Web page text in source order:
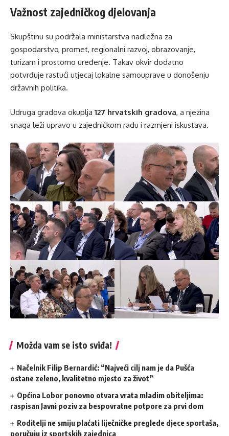
Važnost zajedničkog djelovanja
Skupštinu su podržala ministarstva nadležna za
gospodarstvo, promet, regionalni razvoj, obrazovanje,
turizam i prostorno uređenje. Takav okvir dodatno
potvrđuje rastući utjecaj lokalne samouprave u donošenju
državnih politika.
Udruga gradova okuplja 127 hrvatskih gradova, a njezina
snaga leži upravo u zajedničkom radu i razmjeni iskustava.
Možda vam se isto sviđa!
Načelnik Filip Bernardić: “Najveći cilj nam je da Pušća
ostane zeleno, kvalitetno mjesto za život”
Općina Lobor ponovno otvara vrata mladim obiteljima:
raspisan Javni poziv za bespovratne potpore za prvi dom
Roditelji ne smiju plaćati liječničke preglede djece sportaša,
poručuju iz sportskih zajednica